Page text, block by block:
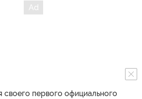
своего первого официального